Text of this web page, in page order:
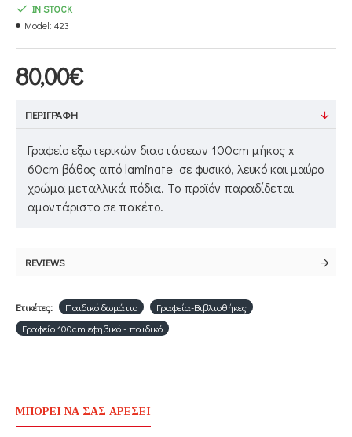
80,00€
IN STOCK
Model: 423
ΠΕΡΙΓΡΑΦΉ
Γραφείο εξωτερικών διαστάσεων 100cm μήκος x
60cm βάθος από laminate σε φυσικό, λευκό και μαύρο
χρώμα μεταλλικά πόδια. Το προϊόν παραδίδεται
αμοντάριστο σε πακέτο.
REVIEWS
Ετικέτες: Παιδικό δωμάτιο
Γραφεία-Βιβλιοθήκες
Γραφείο 100cm εφηβικό - παιδικό
ΜΠΟΡΕΊ ΝΑ ΣΑΣ ΑΡΈΣΕΙ